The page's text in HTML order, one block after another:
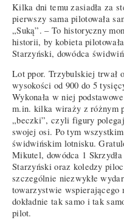
Kilka dni temu zasiadła za
pierwszy sama pilotowała
„Suką”. – To historyczny
historii, by kobieta
Starzyński, dowódca
Lot ppor. Trzybulskiej trwał
wysokości od 900 do 5
Wykonała w niej
m.in. kilka wiraży z różnym
„beczki”, czyli figury
swojej osi. Po tym
świdwińskim lotnisku.
Mikutel, dowódca 1
Starzyński oraz koledzy
szczególnie niezwykłe
towarzystwie wspierającego
dokładnie tak samo i tak
pilot.